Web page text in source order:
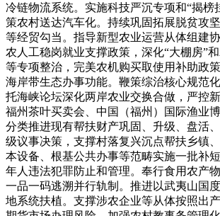
冷链物流系统。实施科技严沉专项和“揭榜
策农村送达汽车化。持续巩固拓展脱贫攻
等经贸勾当。指导新型农业运营从体组建
农人工稳岗就业支撑政策，深化“大棚房”
等专项整治，完美农机购买取使用补助政
海岸带生态办事功能。鞭策综治核心规范
托海峡论坛深化两岸农业交换合做，严控
福州茶叶买卖会、中国（福州）国际渔业
分类推进现有帮扶财产巩固、升级、盘活
级议事决策，支撑村落复兴沉点帮扶乡镇
本设备、根基公共办事等范畴实施一批补
年人违法犯罪防止和管理。奉行食用农产
一品一码逃溯并行轨制。推进以武夷山国
地系统扶植。支撑涉农企业等从体按照出